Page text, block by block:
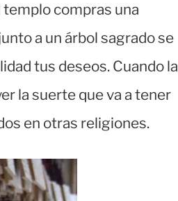
templo compras una
a un árbol sagrado se
tus deseos. Cuando la
la suerte que va a tener
en otras religiones.